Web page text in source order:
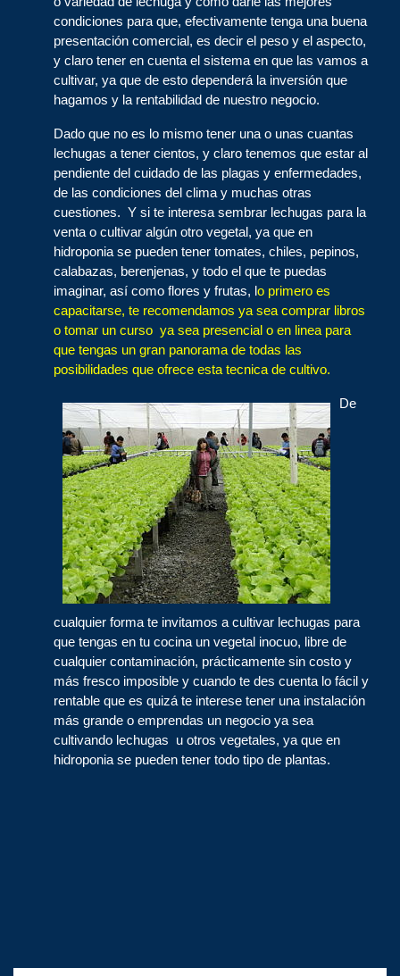
condiciones para que, efectivamente tenga una buena
presentación comercial, es decir el peso y el aspecto,
y claro tener en cuenta el sistema en que las vamos a
cultivar, ya que de esto dependerá la inversión que
hagamos y la rentabilidad de nuestro negocio.
Dado que no es lo mismo tener una o unas cuantas
lechugas a tener cientos, y claro tenemos que estar al
pendiente del cuidado de las plagas y enfermedades,
de las condiciones del clima y muchas otras
cuestiones. Y si te interesa sembrar lechugas para la
venta o cultivar algún otro vegetal, ya que en
hidroponia se pueden tener tomates, chiles, pepinos,
calabazas, berenjenas, y todo el que te puedas
imaginar, así como flores y frutas, lo primero es
capacitarse, te recomendamos ya sea comprar libros
o tomar un curso ya sea presencial o en linea para
que tengas un gran panorama de todas las
posibilidades que ofrece esta tecnica de cultivo.
De
cualquier forma te invitamos a cultivar lechugas para
que tengas en tu cocina un vegetal inocuo, libre de
cualquier contaminación, prácticamente sin costo y
más fresco imposible y cuando te des cuenta lo fácil y
rentable que es quizá te interese tener una instalación
más grande o emprendas un negocio ya sea
cultivando lechugas u otros vegetales, ya que en
hidroponia se pueden tener todo tipo de plantas.